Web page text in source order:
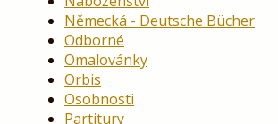
Německá - Deutsche Bücher
Odborné
Omalovánky
Orbis
Osobnosti
Partitury